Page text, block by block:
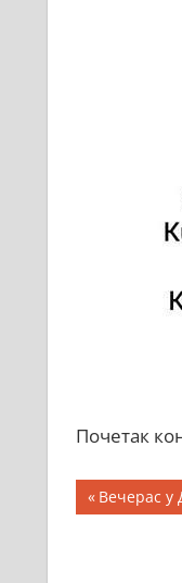
Почетак
Previous
Post:
Вечерас у